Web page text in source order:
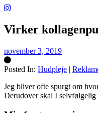
Virker
november 3, 2019
Posted In: Hudpleje |
Jeg bliver ofte spurgt om
Derudover skal I selvfølgelig